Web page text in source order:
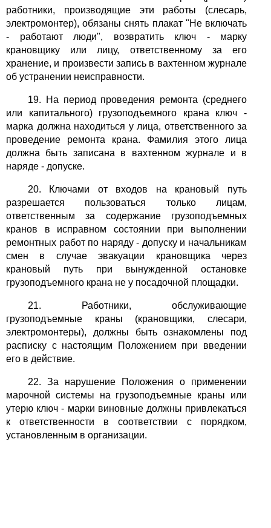
работники, производящие эти работы (слесарь,
электромонтер), обязаны снять плакат "Не включать
- работают люди", возвратить ключ - марку
крановщику или лицу, ответственному за его
хранение, и произвести запись в вахтенном журнале
об устранении неисправности.
19. На период проведения ремонта (среднего
или капитального) грузоподъемного крана ключ -
марка должна находиться у лица, ответственного за
проведение ремонта крана. Фамилия этого лица
должна быть записана в вахтенном журнале и в
наряде - допуске.
20. Ключами от входов на крановый путь
разрешается пользоваться только лицам,
ответственным за содержание грузоподъемных
кранов в исправном состоянии при выполнении
ремонтных работ по наряду - допуску и начальникам
смен в случае эвакуации крановщика через
крановый путь при вынужденной остановке
грузоподъемного крана не у посадочной площадки.
21. Работники, обслуживающие
грузоподъемные краны (крановщики, слесари,
электромонтеры), должны быть ознакомлены под
расписку с настоящим Положением при введении
его в действие.
22. За нарушение Положения о применении
марочной системы на грузоподъемные краны или
утерю ключ - марки виновные должны привлекаться
к ответственности в соответствии с порядком,
установленным в организации.